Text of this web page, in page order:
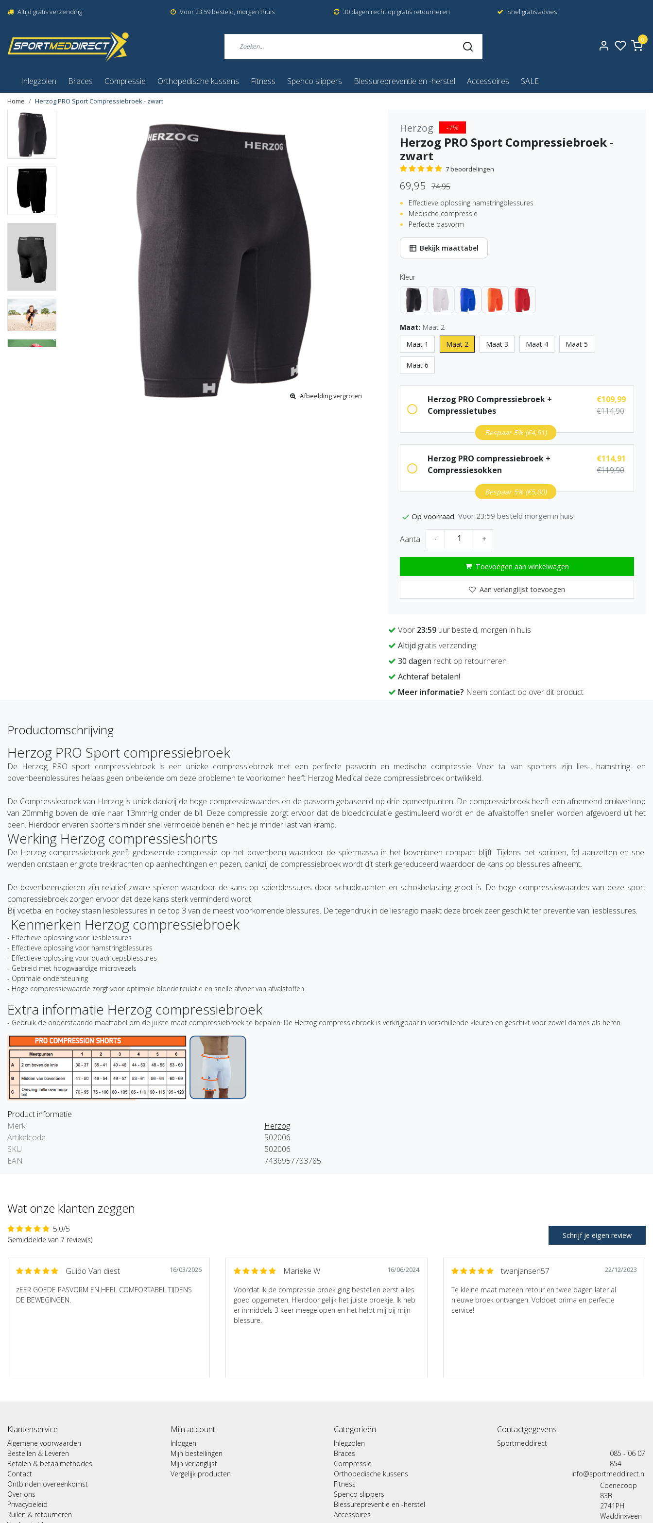
Altijd gratis verzending Voor 23:59 besteld, morgen thuis 30 dagen recht op gratis retourneren Snel gratis advies
0
Inlegzolen Braces Compressie Orthopedische kussens Fitness Spenco slippers Blessurepreventie en -herstel Accessoires SALE
Home Herzog PRO Sport Compressiebroek - zwart
Afbeelding vergroten
Herzog -7%
Herzog PRO Sport Compressiebroek -
zwart
7 beoordelingen
69,95 74,95
Effectieve oplossing hamstringblessures
Medische compressie
Perfecte pasvorm
Bekijk maattabel
Kleur
Maat: Maat 2
Maat 1
Maat 2 Maat 3 Maat 4 Maat 5
Maat 6
Herzog PRO Compressiebroek +
Compressietubes
Bespaar 5% (€4,91)
€109,99
€114,90
Herzog PRO compressiebroek +
Compressiesokken
Bespaar 5% (€5,00)
€114,91
€119,90
Op voorraad Voor 23:59 besteld morgen in huis!
Aantal - +
Toevoegen aan winkelwagen
Aan verlanglijst toevoegen
Voor 23:59 uur besteld, morgen in huis
Altijd gratis verzending
30 dagen recht op retourneren
Achteraf betalen!
Meer informatie? Neem contact op over dit product
Productomschrijving
Herzog PRO Sport compressiebroek
De Herzog PRO sport compressiebroek is een unieke compressiebroek met een perfecte pasvorm en medische compressie. Voor tal van sporters zijn lies-, hamstring- en
bovenbeenblessures helaas geen onbekende om deze problemen te voorkomen heeft Herzog Medical deze compressiebroek ontwikkeld.
De Compressiebroek van Herzog is uniek dankzij de hoge compressiewaardes en de pasvorm gebaseerd op drie opmeetpunten. De compressiebroek heeft een afnemend drukverloop
van 20mmHg boven de knie naar 13mmHg onder de bil. Deze compressie zorgt ervoor dat de bloedcirculatie gestimuleerd wordt en de afvalstoffen sneller worden afgevoerd uit het
been. Hierdoor ervaren sporters minder snel vermoeide benen en heb je minder last van kramp.
Werking Herzog compressieshorts
De Herzog compressiebroek geeft gedoseerde compressie op het bovenbeen waardoor de spiermassa in het bovenbeen compact blijft. Tijdens het sprinten, fel aanzetten en snel
wenden ontstaan er grote trekkrachten op aanhechtingen en pezen, dankzij de compressiebroek wordt dit sterk gereduceerd waardoor de kans op blessures afneemt.
De bovenbeenspieren zijn relatief zware spieren waardoor de kans op spierblessures door schudkrachten en schokbelasting groot is. De hoge compressiewaardes van deze sport
compressiebroek zorgen ervoor dat deze kans sterk verminderd wordt.
Bij voetbal en hockey staan liesblessures in de top 3 van de meest voorkomende blessures. De tegendruk in de liesregio maakt deze broek zeer geschikt ter preventie van liesblessures.
Kenmerken Herzog compressiebroek
- Effectieve oplossing voor liesblessures
- Effectieve oplossing voor hamstringblessures
- Effectieve oplossing voor quadricepsblessures
- Gebreid met hoogwaardige microvezels
- Optimale ondersteuning
- Hoge compressiewaarde zorgt voor optimale bloedcirculatie en snelle afvoer van afvalstoffen.
Extra informatie Herzog compressiebroek
- Gebruik de onderstaande maattabel om de juiste maat compressiebroek te bepalen. De Herzog compressiebroek is verkrijgbaar in verschillende kleuren en geschikt voor zowel dames als heren.
Product informatie
Merk
Herzog
Artikelcode
502006
SKU
502006
EAN
7436957733785
Wat onze klanten zeggen
5,0/5
Gemiddelde van 7 review(s) Schrijf je eigen review
Guido Van diest 16/03/2026
zEER GOEDE PASVORM EN HEEL COMFORTABEL TIJDENS
DE BEWEGINGEN.
Marieke W 16/06/2024
Voordat ik de compressie broek ging bestellen eerst alles
goed opgemeten. Hierdoor gelijk het juiste broekje. Ik heb
er inmiddels 3 keer meegelopen en het helpt mij bij mijn
blessure.
twanjansen57 22/12/2023
Te kleine maat meteen retour en twee dagen later al
nieuwe broek ontvangen. Voldoet prima en perfecte
service!
Klantenservice
Algemene voorwaarden
Bestellen & Leveren
Betalen & betaalmethodes
Contact
Ontbinden overeenkomst
Over ons
Privacybeleid
Ruilen & retourneren
Mijn account
Inloggen
Mijn bestellingen
Mijn verlanglijst
Vergelijk producten
Categorieën
Inlegzolen
Braces
Compressie
Orthopedische kussens
Fitness
Spenco slippers
Blessurepreventie en -herstel
Accessoires
Contactgegevens
Sportmeddirect
085 - 06 07
854
info@sportmeddirect.nl
Coenecoop
83B
2741PH
Waddinxveen